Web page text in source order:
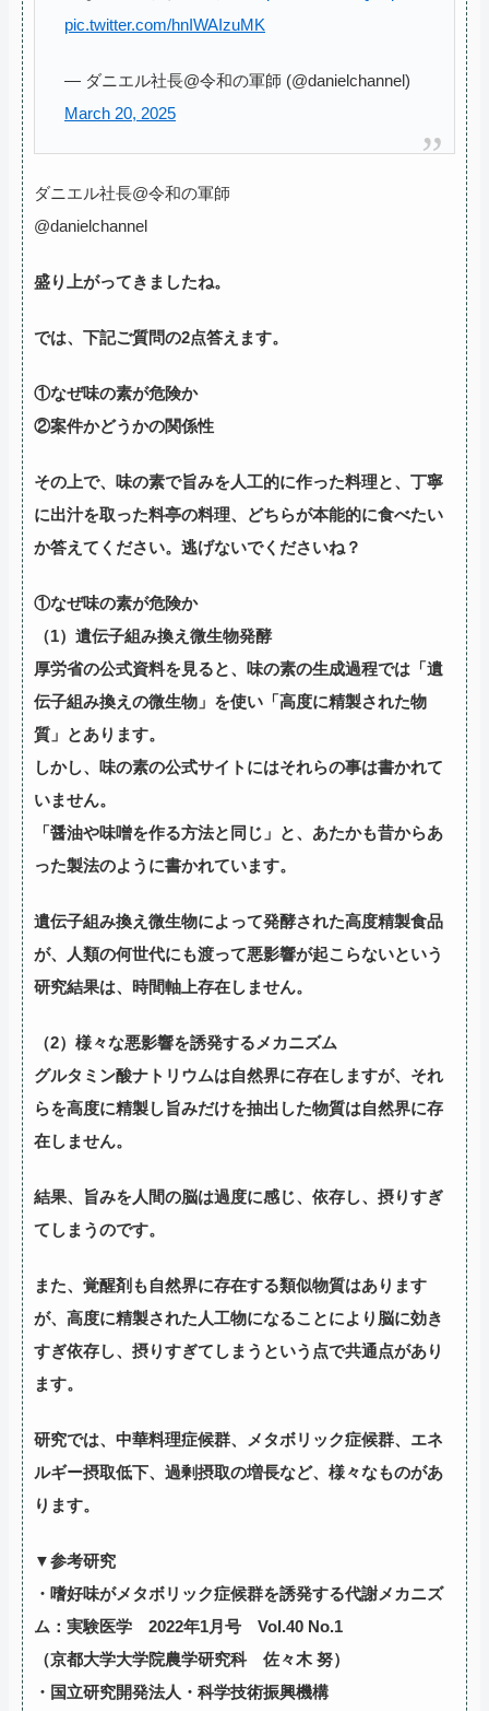
pic.twitter.com/hnIWAIzuMK
— ダニエル社長@令和の軍師 (@danielchannel)
March 20, 2025
ダニエル社長@令和の軍師
@danielchannel
盛り上がってきましたね。
では、下記ご質問の2点答えます。
①なぜ味の素が危険か
②案件かどうかの関係性
その上で、味の素で旨みを人工的に作った料理と、丁寧
に出汁を取った料亭の料理、どちらが本能的に食べたい
か答えてください。逃げないでくださいね？
①なぜ味の素が危険か
（1）遺伝子組み換え微生物発酵
厚労省の公式資料を見ると、味の素の生成過程では「遺
伝子組み換えの微生物」を使い「高度に精製された物
質」とあります。
しかし、味の素の公式サイトにはそれらの事は書かれて
いません。
「醤油や味噌を作る方法と同じ」と、あたかも昔からあ
った製法のように書かれています。
遺伝子組み換え微生物によって発酵された高度精製食品
が、人類の何世代にも渡って悪影響が起こらないという
研究結果は、時間軸上存在しません。
（2）様々な悪影響を誘発するメカニズム
グルタミン酸ナトリウムは自然界に存在しますが、それ
らを高度に精製し旨みだけを抽出した物質は自然界に存
在しません。
結果、旨みを人間の脳は過度に感じ、依存し、摂りすぎ
てしまうのです。
また、覚醒剤も自然界に存在する類似物質はあります
が、高度に精製された人工物になることにより脳に効き
すぎ依存し、摂りすぎてしまうという点で共通点があり
ます。
研究では、中華料理症候群、メタボリック症候群、エネ
ルギー摂取低下、過剰摂取の増長など、様々なものがあ
ります。
▼参考研究
・嗜好味がメタボリック症候群を誘発する代謝メカニズ
ム：実験医学 2022年1月号 Vol.40 No.1
（京都大学大学院農学研究科 佐々木 努）
・国立研究開発法人・科学技術振興機構